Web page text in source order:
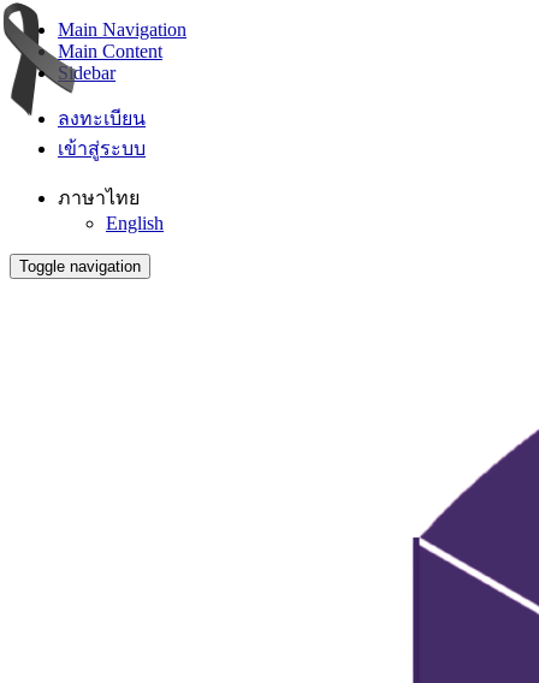
Main Navigation
Main Content
Sidebar
ลงทะเบียน
เข้าสู่ระบบ
ภาษาไทย
English
Toggle navigation